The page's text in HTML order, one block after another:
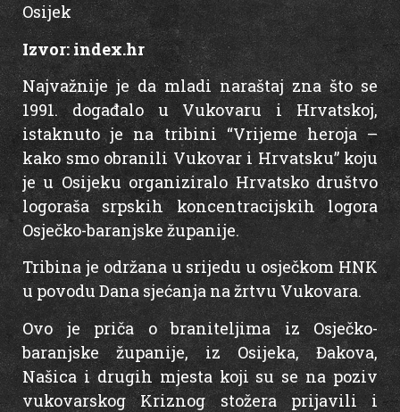
Izvor:index.hr
Najvažnije je da mladi naraštaj zna što se
1991. događalo u Vukovaru i Hrvatskoj,
istaknuto je na tribini “Vrijeme heroja –
kako smo obranili Vukovar i Hrvatsku” koju
je u Osijeku organiziralo Hrvatsko društvo
logoraša srpskih koncentracijskih logora
Osječko-baranjske županije.
Tribina je održana u srijedu u osječkom HNK
u povodu Dana sjećanja na žrtvu Vukovara.
Ovo je priča o braniteljima iz Osječko-
baranjske županije, iz Osijeka, Đakova,
Našica i drugih mjesta koji su se na poziv
vukovarskog Kriznog stožera prijavili i
Osijek